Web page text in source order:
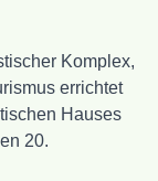
Komplex,
errichtet
Hauses
20.